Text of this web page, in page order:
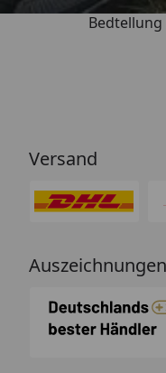
„Von der
Versand
Auszeichnungen